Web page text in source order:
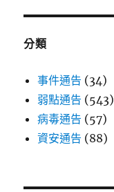
分類
事件通告 (34)
弱點通告 (543)
病毒通告 (57)
資安通告 (88)